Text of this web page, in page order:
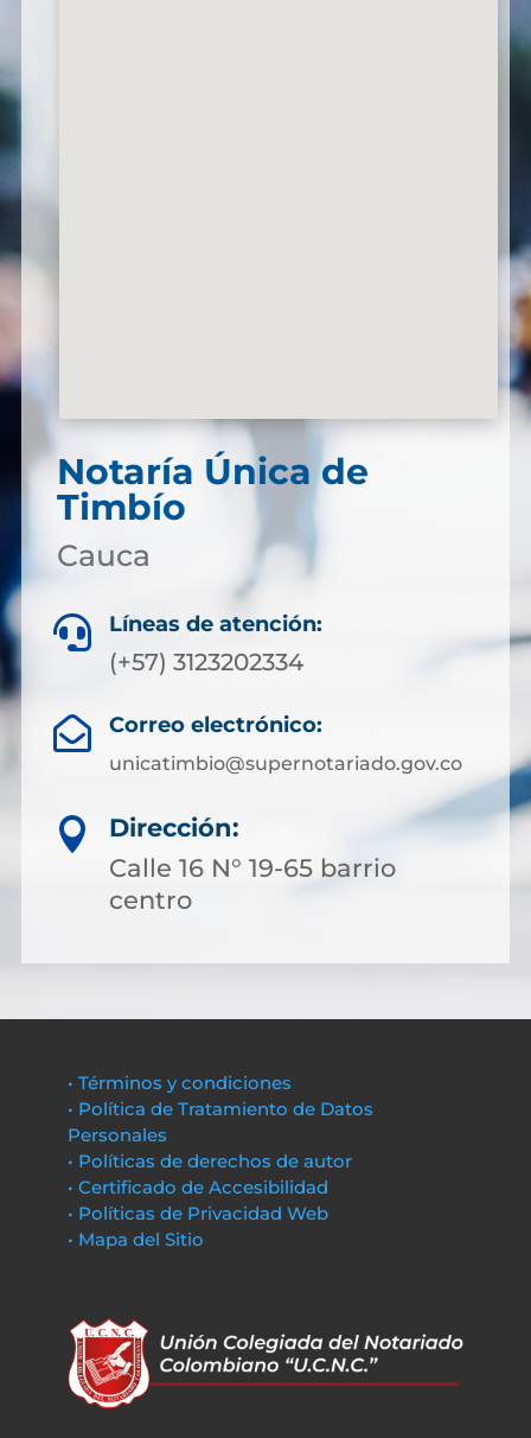
Notaría Única de
Timbío
Cauca
 Líneas de atención:
(+57) 3123202334
 Correo electrónico:
unicatimbio@supernotariado.gov.co

Dirección:
Calle 16 N° 19-65 barrio
centro
• Términos y condiciones
• Política de Tratamiento de Datos
Personales
• Políticas de derechos de autor
• Certificado de Accesibilidad
• Políticas de Privacidad Web
• Mapa del Sitio